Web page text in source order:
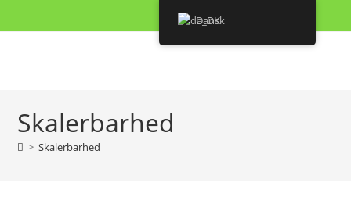
to
Skalerbarhed
> Skalerbarhed
Dansk